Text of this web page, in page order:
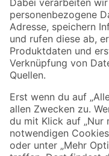
Zahlungsarten
Sicher einkaufen
Jetzt die toom-App